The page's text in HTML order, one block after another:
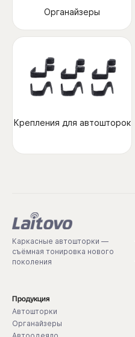
Органайзеры
Крепления для автошторок
Каркасные автошторки —
съёмная тонировка нового
поколения
Продукция
Автошторки
Органайзеры